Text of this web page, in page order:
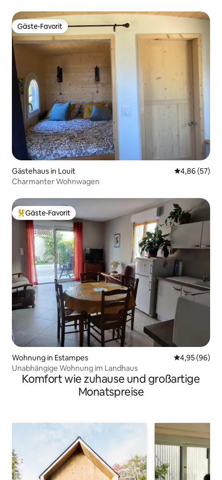
Gäste-Favorit
Gäste-Favorit
Gästehaus in Louit
4,86 (57)
Charmanter Wohnwagen
Beliebter Gäste-Favorit.
Gäste-Favorit
Wohnung in Estampes
4,95 (96)
Unabhängige Wohnung im Landhaus
Komfort wie zuhause und großartige
Monatspreise